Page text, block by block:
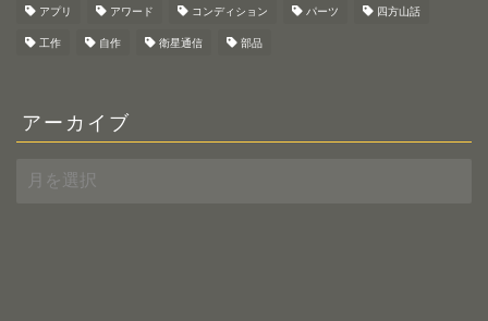
アプリ アワード コンディション パーツ 四方山話
工作 自作 衛星通信 部品
アーカイブ
ー